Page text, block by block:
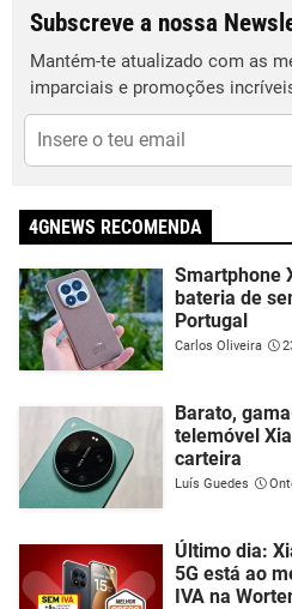
Subscreve a nossa
Mantém-te atualizado com as
imparciais e promoções
4GNEWS RECOMENDA
Smartphone
bateria de
Portugal
Carlos Oliveira
Barato,
telemóvel
carteira
Luís Guedes
Último dia:
5G está ao
IVA na